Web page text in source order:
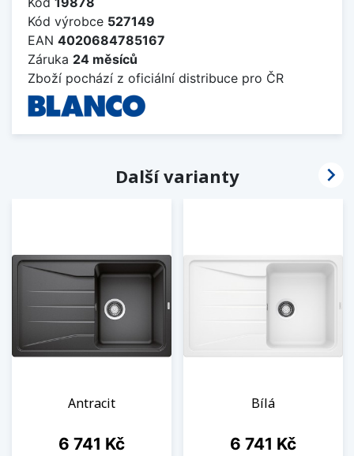
Kód výrobce 527149
EAN 4020684785167
Záruka 24 měsíců
Zboží pochází z oficiální distribuce pro ČR
Další varianty
Antracit
Cena
6 741 Kč
Bílá
Cena
6 741 Kč
